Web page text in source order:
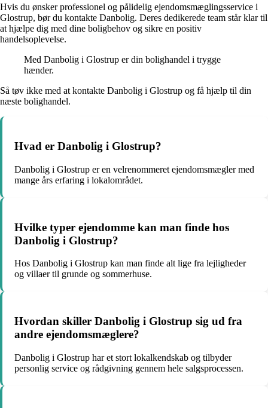
Hvis du ønsker professionel og pålidelig ejendomsmæglingsservice i
Glostrup, bør du kontakte Danbolig. Deres dedikerede team står klar til
at hjælpe dig med dine boligbehov og sikre en positiv
handelsoplevelse.
Med Danbolig i Glostrup er din bolighandel i trygge
hænder.
Så tøv ikke med at kontakte Danbolig i Glostrup og få hjælp til din
næste bolighandel.
Hvad er Danbolig i Glostrup?
Danbolig i Glostrup er en velrenommeret ejendomsmægler med
mange års erfaring i lokalområdet.
Hvilke typer ejendomme kan man finde hos
Danbolig i Glostrup?
Hos Danbolig i Glostrup kan man finde alt lige fra lejligheder
og villaer til grunde og sommerhuse.
Hvordan skiller Danbolig i Glostrup sig ud fra
andre ejendomsmæglere?
Danbolig i Glostrup har et stort lokalkendskab og tilbyder
personlig service og rådgivning gennem hele salgsprocessen.